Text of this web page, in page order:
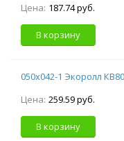
Цена: 187.74 руб.
В корзину
050х042-1 Экоролл
Цена: 259.59 руб.
В корзину